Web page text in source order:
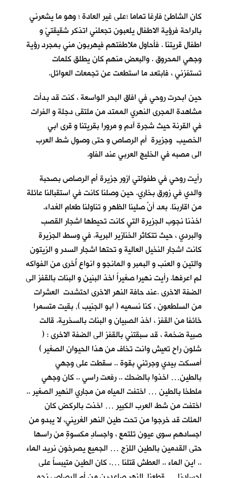
كان الشاطئ فارغا تماما ؛على غير العادة ؛ وهو ما يشعرني
بالراحة فرؤية الاطفال يلعبون تجعلني اتذكر شقيقتيّ و
اطفال قريتنا . فأحاول ملاطفتهم فيهربون مني بمجرد رؤية
وجهي المحروق . والبعض منهم كان يطلق كلمات
تستفزني ، فابتعد ما استطعت عن تجمعات العوائل.
حين ابحرت روحي في افاق البحر الواسعة ، كنت قد بدأت
مشاهدة المجرى النهري الممتد من ملتقى دجلة و الفرات
في القرنة حيث شجرة آدم و مرورا بقريتنا و قرى ابي
الخصيب وجزيرة أم الرصاص و حتى وصول شط العرب
الى مصبه في الخليج العربي عند الفاو.
رأيت روحي في طفولتي ازور جزيرة أم الرصاص بصحبة
والدي في زورق بخاري. حين وصلنا كانت في استقبالنا عائلة
من اقاربنا. بعد أنْصلينا الظهر و تناولنا طعام الغداء.
اخذنا نجوب الجزيرة التي كانت تحيطها اشجار القصب
والبردي ، حيث تتكاثر الخنازير البرية. في وسط الجزيرة
كانت اشجار النخيل العالية و تحتها اشجار السدر و الزيتون
والتين و العنب و البمبر و المانجو و انواع أُخرى من الفواكه
لم اعرفها. رأيت نهيرا صغيراً اخذ البنين و البنات بالقفز الى
الضفة الاخرى .عند حافة النهر الاخرى احتشدت العشرات
من السلطعون ، كنا نسميه ( ابو الجنيب ), بقيت متسمرا
خائفا من القفز ، اخذ الصبيان و البنات بالسخرية. قالت
صبية ضخمة ، قد سبقتني بالقفز الى الضفة الاخرى : (
شلون راح تعيش وانت تخاف من هذا الحيوان الصغير )
أمسكت بيدي وجرتني بقوة .. سقطت على وجهي
بالطين… اخذوا بالضحك .. رفعت راسي .. كان وجهي
ملطخا بالطين … اختفت المياه من مجاري النهير الصغير ..
اختفت من شط العرب الكبير … اخذت بالركض كان
المئات قد خرجوا من تحت طين النهر الغريني، لا يبدو من
اجسادهم سوى عيون تلتمع ، واجسادٍ مكسوةٍ من راسها
حتى القدمين بالطين اللزج … الجميع يصرخون نريد الماء
.. اين الماء .. العطش قتلنا …. كان الطين متيبساً على